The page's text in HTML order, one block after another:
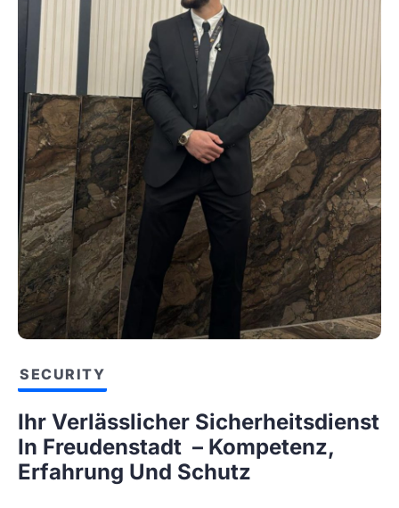
SECURITY
Ihr Verlässlicher Sicherheitsdienst
In Freudenstadt – Kompetenz,
Erfahrung Und Schutz